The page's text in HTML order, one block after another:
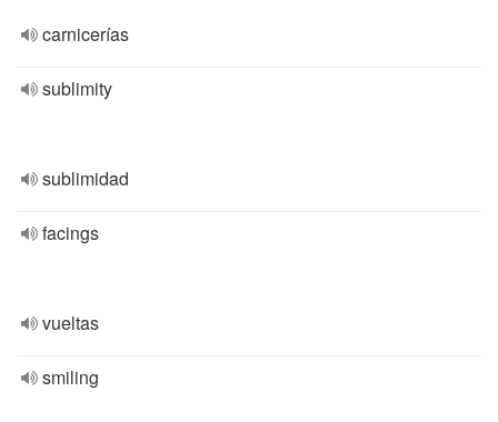
carnicerías
sublimity
sublimidad
facings
vueltas
smiling